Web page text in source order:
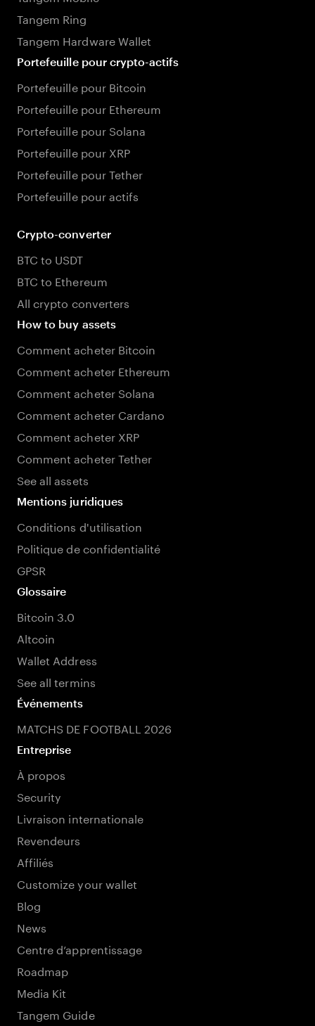
Tangem Ring
Tangem Hardware Wallet
Portefeuille pour crypto-actifs
Portefeuille pour Bitcoin
Portefeuille pour Ethereum
Portefeuille pour Solana
Portefeuille pour XRP
Portefeuille pour Tether
Portefeuille pour actifs
Crypto-converter
BTC to USDT
BTC to Ethereum
All crypto converters
How to buy assets
Comment acheter Bitcoin
Comment acheter Ethereum
Comment acheter Solana
Comment acheter Cardano
Comment acheter XRP
Comment acheter Tether
See all assets
Mentions juridiques
Conditions d'utilisation
Politique de confidentialité
GPSR
Glossaire
Bitcoin 3.0
Altcoin
Wallet Address
See all termins
Événements
MATCHS DE FOOTBALL 2026
Entreprise
À propos
Security
Livraison internationale
Revendeurs
Affiliés
Customize your wallet
Blog
News
Centre d’apprentissage
Roadmap
Media Kit
Tangem Guide